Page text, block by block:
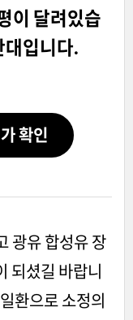
이 달려있습
대입니다.
확인
광유 합성유 장
되셨길 바랍니
환으로 소정의